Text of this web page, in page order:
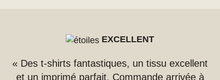
EXCELLENT
« Des t-shirts fantastiques, un tissu excellent
et un imprimé parfait. Commande arrivée à